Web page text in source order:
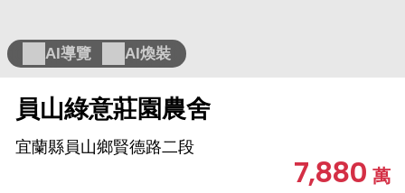
AI導覽 AI煥裝
員山綠意莊園農舍
宜蘭縣員山鄉賢德路二段
7,880萬